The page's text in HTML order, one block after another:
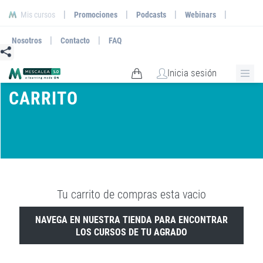
Mis cursos | Promociones | Podcasts | Webinars |
Nosotros | Contacto | FAQ
Inicia sesión
CARRITO
Tu carrito de compras esta vacio
NAVEGA EN NUESTRA TIENDA PARA ENCONTRAR
LOS CURSOS DE TU AGRADO